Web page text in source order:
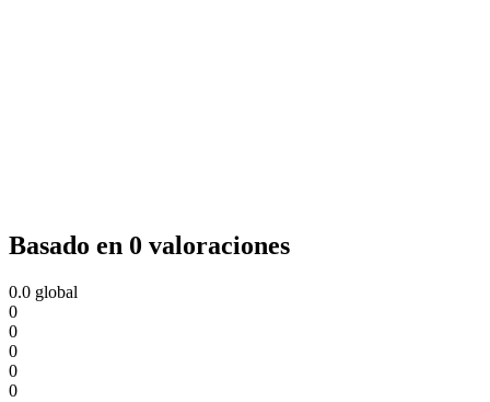
Basado en 0 valoraciones
0.0 global
0
0
0
0
0